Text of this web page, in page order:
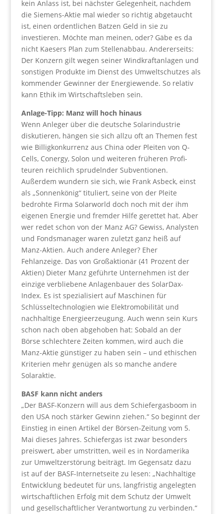
kein Anlass ist, bei nächster Gelegenheit, nachdem
die Siemens-Aktie mal wieder so richtig abgetaucht
ist, einen ordentlichen Batzen Geld in sie zu
investieren. Möchte man meinen, oder? Gäbe es da
nicht Kaesers Plan zum Stellenabbau. Andererseits:
Der Konzern gilt wegen seiner Windkraftanlagen und
sonstigen Produkte im Dienst des Umweltschutzes als
kommender Gewinner der Energiewende. So relativ
kann Ethik im Wirtschaftsleben sein.
Anlage-Tipp: Manz will hoch hinaus
Wenn Anleger über die deutsche Solarindustrie
diskutieren, hängen sie sich allzu oft an Themen fest
wie Billigkonkurrenz aus China oder Pleiten von Q-
Cells, Conergy, Solon und weiteren früheren Profi-
teuren reichlich sprudelnder Subventionen.
Außerdem wundern sie sich, wie Frank Asbeck, einst
als „Sonnenkönig“ tituliert, seine von der Pleite
bedrohte Firma Solarworld doch noch mit der ihm
eigenen Energie und fremder Hilfe gerettet hat. Aber
wer redet schon von der Manz AG? Gewiss, Analysten
und Fondsmanager waren zuletzt ganz heiß auf
Manz-Aktien. Auch andere Anleger? Eher
Fehlanzeige. Das von Großaktionär (41 Prozent der
Aktien) Dieter Manz geführte Unternehmen ist der
einzige verbliebene Anlagenbauer des SolarDax-
Index. Es ist spezialisiert auf Maschinen für
Schlüsseltechnologien wie Elektromobilität und
nachhaltige Energieerzeugung. Auch wenn sein Kurs
schon nach oben abgehoben hat: Sobald an der
Börse schlechtere Zeiten kommen, wird auch die
Manz-Aktie günstiger zu haben sein – und ethischen
Kriterien mehr genügen als so manche andere
Solaraktie.
BASF kann nicht anders
„Der BASF-Konzern will aus dem Schiefergasboom in
den USA noch stärker Gewinn ziehen.“ So beginnt der
Einstieg in einen Artikel der Börsen-Zeitung vom 5.
Mai dieses Jahres. Schiefergas ist zwar besonders
preiswert, aber umstritten, weil es in Nordamerika
zur Umweltzerstörung beiträgt. Im Gegensatz dazu
ist auf der BASF-Internetseite zu lesen: „Nachhaltige
Entwicklung bedeutet für uns, langfristig angelegten
wirtschaftlichen Erfolg mit dem Schutz der Umwelt
und gesellschaftlicher Verantwortung zu verbinden.“